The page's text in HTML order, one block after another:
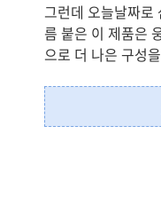
그런데 오늘날짜로
름 붙은 이 제품은
으로 더 나은 구성